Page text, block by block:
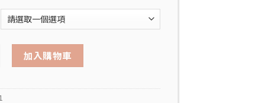
II #22106(男鞋) 數量
加入購物車